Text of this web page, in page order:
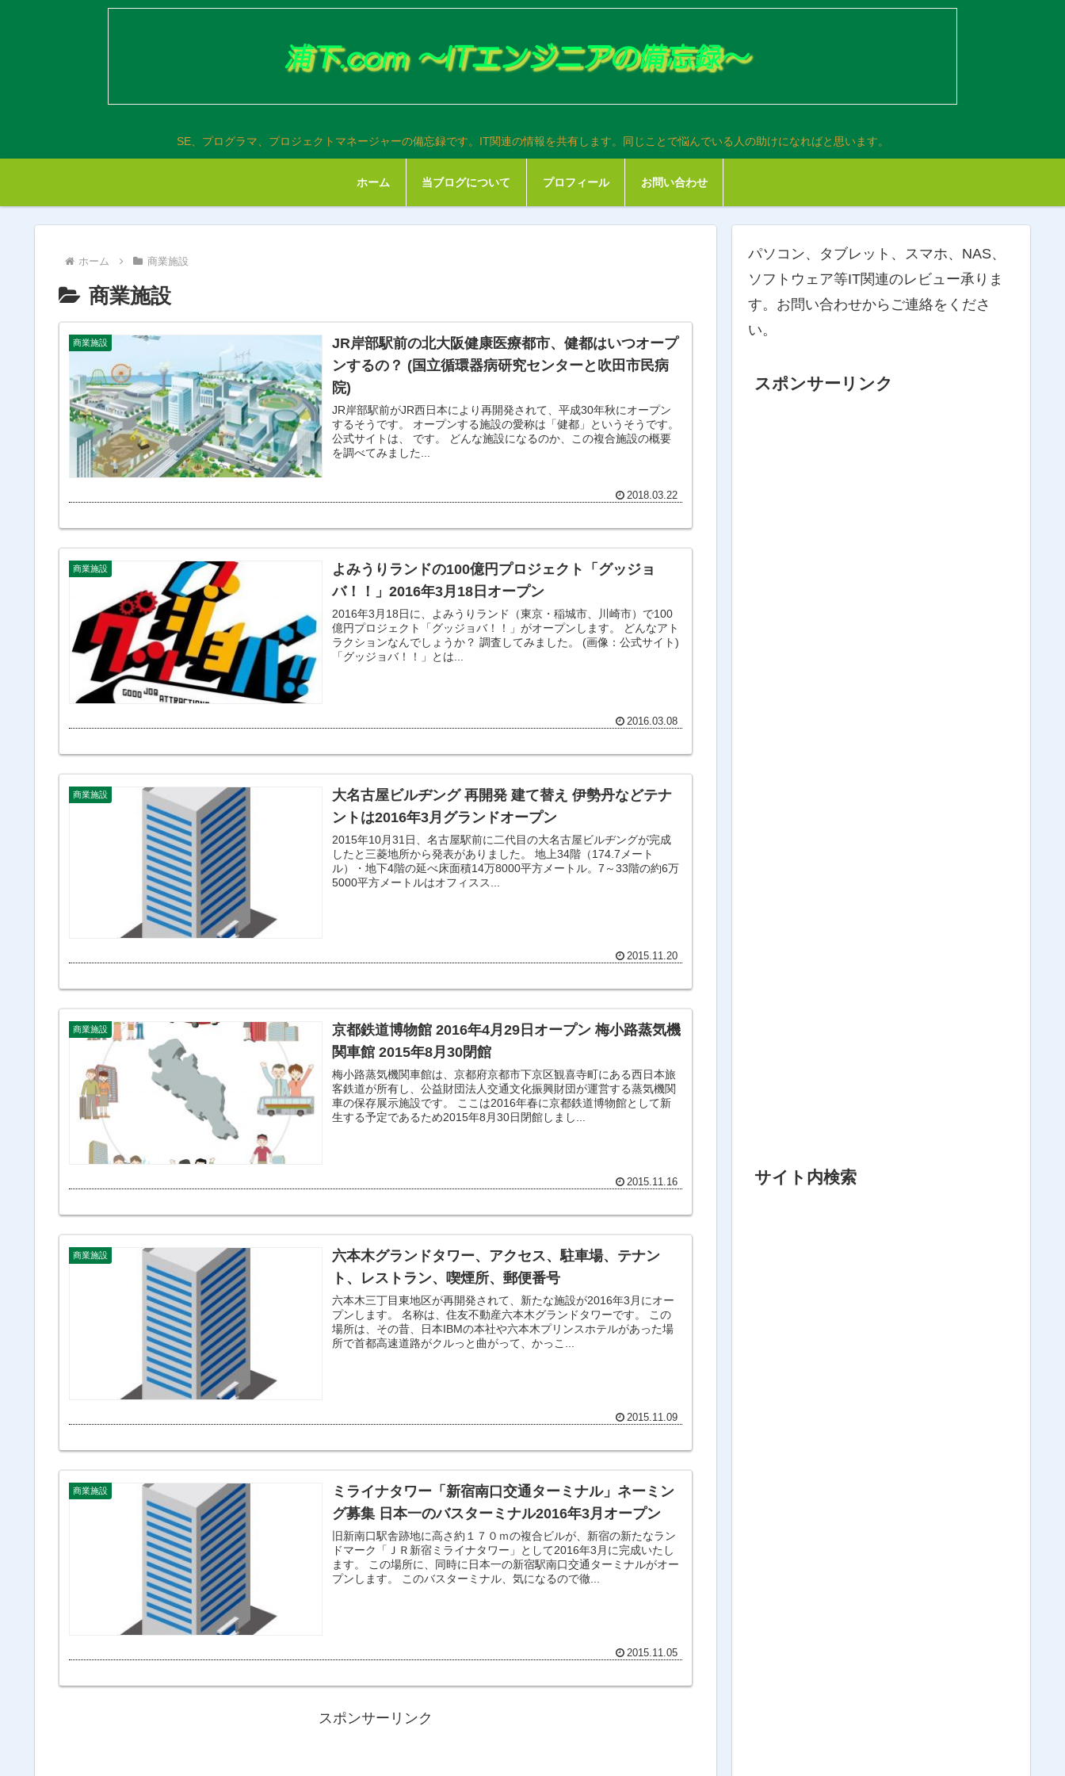
SE、プログラマ、プロジェクトマネージャーの備忘録です。IT関連の情報を共有します。同じことで悩んでいる人の助けになればと思います。
ホーム 当ブログについて プロフィール お問い合わせ
ホーム 商業施設
商業施設
商業施設
JR岸部駅前の北大阪健康医療都市、健都はいつオープ
ンするの？ (国立循環器病研究センターと吹田市民病
院)
JR岸部駅前がJR西日本により再開発されて、平成30年秋にオープン
するそうです。 オープンする施設の愛称は「健都」というそうです。
公式サイトは、 です。 どんな施設になるのか、この複合施設の概要
を調べてみました...
2018.03.22
商業施設
よみうりランドの100億円プロジェクト「グッジョ
バ！！」2016年3月18日オープン
2016年3月18日に、よみうりランド（東京・稲城市、川崎市）で100
億円プロジェクト「グッジョバ！！」がオープンします。 どんなアト
ラクションなんでしょうか？ 調査してみました。 (画像：公式サイト)
「グッジョバ！！」とは...
2016.03.08
商業施設
大名古屋ビルヂング 再開発 建て替え 伊勢丹などテナ
ントは2016年3月グランドオープン
2015年10月31日、名古屋駅前に二代目の大名古屋ビルヂングが完成
したと三菱地所から発表がありました。 地上34階（174.7メート
ル）・地下4階の延べ床面積14万8000平方メートル。7～33階の約6万
5000平方メートルはオフィスス...
2015.11.20
商業施設
京都鉄道博物館 2016年4月29日オープン 梅小路蒸気機
関車館 2015年8月30閉館
梅小路蒸気機関車館は、京都府京都市下京区観喜寺町にある西日本旅
客鉄道が所有し、公益財団法人交通文化振興財団が運営する蒸気機関
車の保存展示施設です。 ここは2016年春に京都鉄道博物館として新
生する予定であるため2015年8月30日閉館しまし...
2015.11.16
商業施設
六本木グランドタワー、アクセス、駐車場、テナン
ト、レストラン、喫煙所、郵便番号
六本木三丁目東地区が再開発されて、新たな施設が2016年3月にオー
プンします。 名称は、住友不動産六本木グランドタワーです。 この
場所は、その昔、日本IBMの本社や六本木プリンスホテルがあった場
所で首都高速道路がクルっと曲がって、かっこ...
2015.11.09
商業施設
ミライナタワー「新宿南口交通ターミナル」ネーミン
グ募集 日本一のバスターミナル2016年3月オープン
旧新南口駅舎跡地に高さ約１７０ｍの複合ビルが、新宿の新たなラン
ドマーク「ＪＲ新宿ミライナタワー」として2016年3月に完成いたし
ます。 この場所に、同時に日本一の新宿駅南口交通ターミナルがオー
プンします。 このバスターミナル、気になるので徹...
2015.11.05
スポンサーリンク
パソコン、タブレット、スマホ、NAS、
ソフトウェア等IT関連のレビュー承りま
す。お問い合わせからご連絡をくださ
い。
スポンサーリンク
サイト内検索